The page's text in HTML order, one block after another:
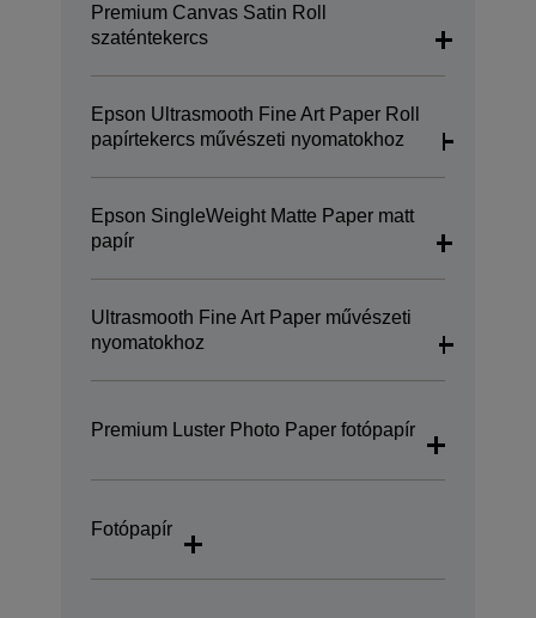
Premium Canvas Satin Roll
szaténtekercs
Epson Ultrasmooth Fine Art Paper Roll
papírtekercs művészeti nyomatokhoz
Epson SingleWeight Matte Paper matt
papír
Ultrasmooth Fine Art Paper művészeti
nyomatokhoz
Premium Luster Photo Paper fotópapír
Fotópapír